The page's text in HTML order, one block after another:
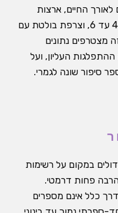
של 3 עד 4 פרטנרים לאורך החיים, ארצות
הברית סביב 4 עד 5, בריטניה סביב 4 עד 6, וצרפת בולטת עם
מצטרפים נתונים
העליון, ועל
סיפור שונה לגמרי.
במקום על רשימות
פחות דרמטי.
כלל אינם מספרים